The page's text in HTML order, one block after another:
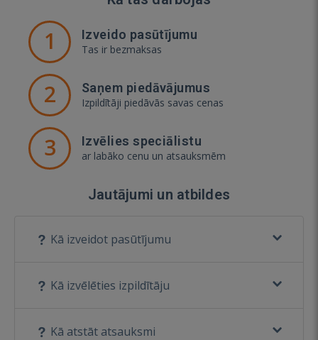
1 Izveido pasūtījumu
Tas ir bezmaksas
2 Saņem piedāvājumus
Izpildītāji piedāvās savas cenas
3 Izvēlies speciālistu
ar labāko cenu un atsauksmēm
Jautājumi un atbildes
Kā izveidot pasūtījumu
Kā izvēlēties izpildītāju
Kā atstāt atsauksmi